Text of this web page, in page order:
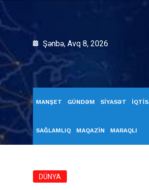
Şənbə, Avq 8, 2026
MANŞET GÜNDƏM SİYASƏT
SAĞLAMLIQ MAQAZİN MARAQLI
DÜNYA